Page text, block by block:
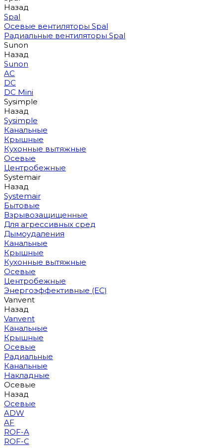
Назад
Spal
Осевые вентиляторы Spal
Радиальные вентиляторы Spal
Sunon
Назад
Sunon
AC
DC
DC Mini
Sysimple
Назад
Sysimple
Канальные
Крышные
Кухонные вытяжные
Осевые
Центробежные
Systemair
Назад
Systemair
Бытовые
Взрывозащищенные
Для агрессивных сред
Дымоудаления
Канальные
Крышные
Кухонные вытяжные
Осевые
Центробежные
Энергоэффективные (EC)
Vanvent
Назад
Vanvent
Канальные
Крышные
Осевые
Радиальные
Канальные
Накладные
Осевые
Назад
Осевые
ADW
AF
ROF-A
ROF-C